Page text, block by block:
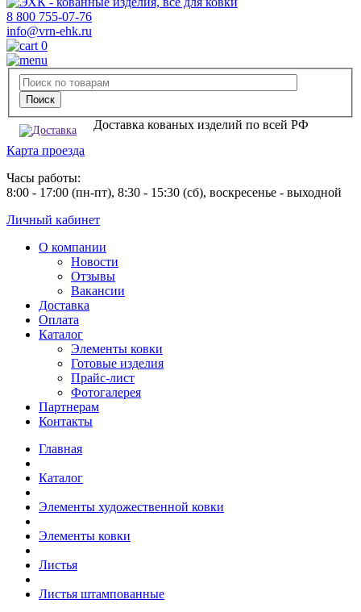
8 800 755-07-76
info@vrn-ehk.ru
0
Доставка кованых изделий по всей РФ
Карта проезда
Часы работы:
8:00 - 17:00 (пн-пт), 8:30 - 15:30 (сб), воскресенье - выходной
Личный кабинет
О компании
Новости
Отзывы
Вакансии
Доставка
Оплата
Каталог
Элементы ковки
Готовые изделия
Прайс-лист
Фотогалерея
Партнерам
Контакты
Главная
Каталог
Элементы художественной ковки
Элементы ковки
Листья
Листья штампованные